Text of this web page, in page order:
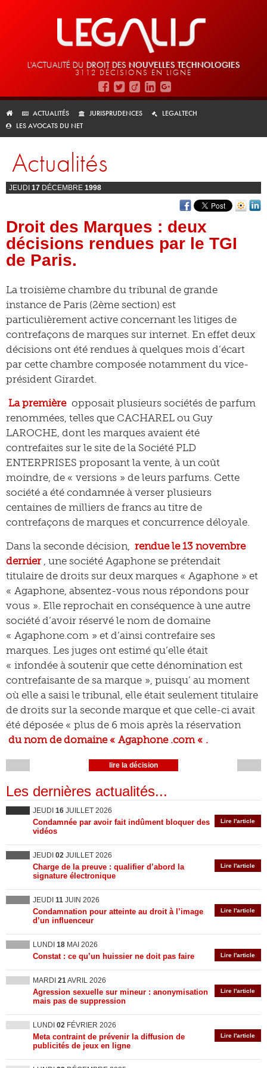
L'ACTUALITÉ DU DROIT DES NOUVELLES TECHNOLOGIES
3112 DÉCISIONS EN LIGNE
ACTUALITÉS JURISPRUDENCES
LEGALTECH
LES AVOCATS DU NET
Actualités
JEUDI 17 DÉCEMBRE 1998
Droit des Marques : deux
décisions rendues par le TGI
de Paris.
La troisième chambre du tribunal de grande
instance de Paris (2ème section) est
particulièrement active concernant les litiges de
contrefaçons de marques sur internet. En effet deux
décisions ont été rendues à quelques mois d’écart
par cette chambre composée notamment du vice-
président Girardet.
La première opposait plusieurs sociétés de parfum
renommées, telles que CACHAREL ou Guy
LAROCHE, dont les marques avaient été
contrefaites sur le site de la Société PLD
ENTERPRISES proposant la vente, à un coût
moindre, de « versions » de leurs parfums. Cette
société a été condamnée à verser plusieurs
centaines de milliers de francs au titre de
contrefaçons de marques et concurrence déloyale.
Dans la seconde décision, rendue le 13 novembre
dernier , une société Agaphone se prétendait
titulaire de droits sur deux marques « Agaphone » et
« Agaphone, absentez-vous nous répondons pour
vous ». Elle reprochait en conséquence à une autre
société d’avoir réservé le nom de domaine
« Agaphone.com » et d’ainsi contrefaire ses
marques. Les juges ont estimé qu’elle était
« infondée à soutenir que cette dénomination est
contrefaisante de sa marque », puisqu’ au moment
où elle a saisi le tribunal, elle était seulement titulaire
de droits sur la seconde marque et que celle-ci avait
été déposée « plus de 6 mois après la réservation
du nom de domaine « Agaphone .com « .
lire la décision
Les dernières actualités...
JEUDI 16 JUILLET 2026
Lire l'article
Condamnée par avoir fait indûment bloquer des
vidéos
JEUDI 02 JUILLET 2026
Lire l'article
Charge de la preuve : qualifier d’abord la
signature électronique
JEUDI 11 JUIN 2026
Lire l'article
Condamnation pour atteinte au droit à l’image
d’un influenceur
LUNDI 18 MAI 2026
Lire l'article
Constat : ce qu’un huissier ne doit pas faire
MARDI 21AVRIL 2026
Lire l'article
Agression sexuelle sur mineur : anonymisation
mais pas de suppression
LUNDI 02 FÉVRIER 2026
Lire l'article
Meta contraint de prévenir la diffusion de
publicités de jeux en ligne